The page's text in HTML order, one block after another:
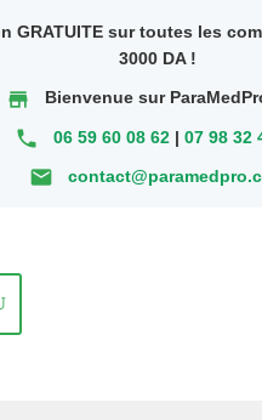
GRATUITE sur toutes les
3000 DA !
store Bienvenue sur
phone 06 59 60 08 62 | 07 98 32
email